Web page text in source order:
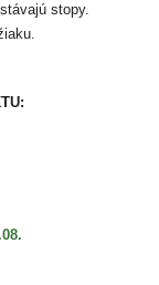
stopy.